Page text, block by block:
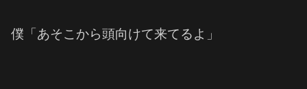
僕「あそこから頭向けて来てるよ」